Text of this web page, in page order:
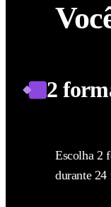
2
Escolha 2
durante 24